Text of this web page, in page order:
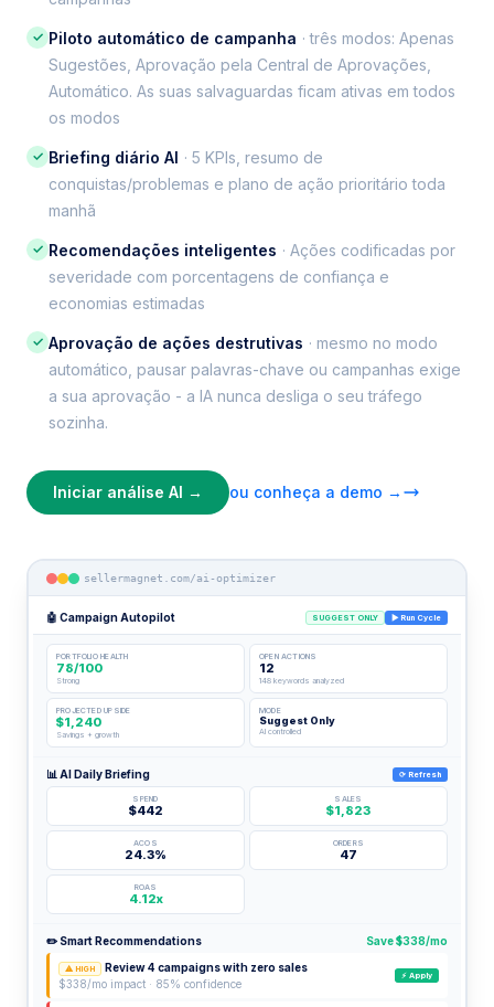
✓ Piloto automático de campanha · três modos: Apenas
Sugestões, Aprovação pela Central de Aprovações,
Automático. As suas salvaguardas ficam ativas em todos
os modos
✓ Briefing diário AI · 5 KPIs, resumo de
conquistas/problemas e plano de ação prioritário toda
manhã
✓ Recomendações inteligentes · Ações codificadas por
severidade com porcentagens de confiança e
economias estimadas
✓ Aprovação de ações destrutivas · mesmo no modo
automático, pausar palavras-chave ou campanhas exige
a sua aprovação - a IA nunca desliga o seu tráfego
sozinha.
Iniciar análise AI → ou conheça a demo →
sellermagnet.com/ai-optimizer
🤖 Campaign Autopilot SUGGEST ONLY ▶ Run Cycle
PORTFOLIO HEALTH
78/100
Strong
OPEN ACTIONS
12
148 keywords analyzed
PROJECTED UPSIDE
$1,240
Savings + growth
MODE
Suggest Only
AI controlled
📊 AI Daily Briefing ⟳ Refresh
SPEND
$442
SALES
$1,823
ACOS
24.3%
ORDERS
47
ROAS
4.12x
✏️ Smart Recommendations Save $338/mo
⚠ HIGH
Review 4 campaigns with zero sales
$338/mo impact · 85% confidence
⚡ Apply